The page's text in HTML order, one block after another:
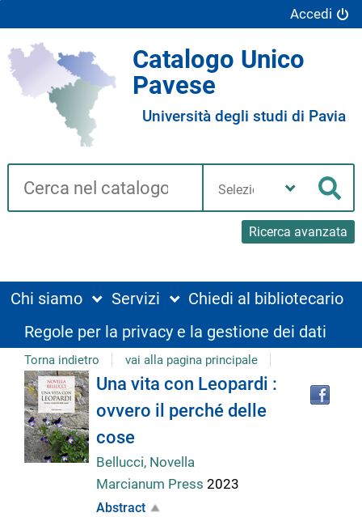
Accedi
Catalogo Unico
Pavese
Università degli studi di Pavia
Cerca su "Catalogo"
Ricerca avanzata
biblioteca
Chi siamo Servizi
Chiedi al bibliotecario
Regole per la privacy e la gestione dei dati
Torna indietro vai alla pagina principale
Dettaglio
del
documento
Una vita con Leopardi :
ovvero il perché delle
cose
Bellucci, Novella
Marcianum Press 2023
Abstract